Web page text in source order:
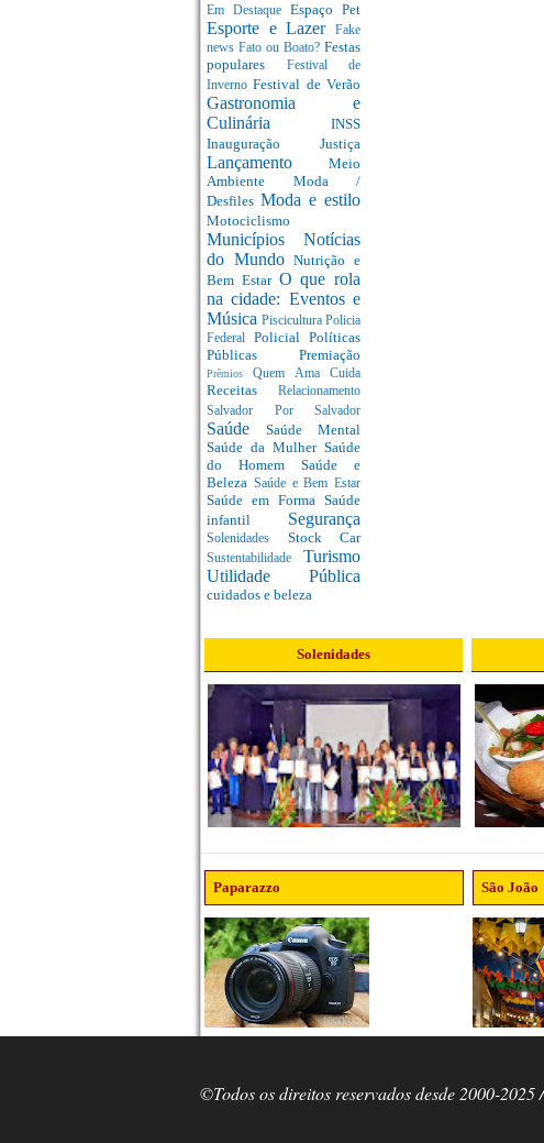
Em Destaque Espaço Pet
Esporte e Lazer
Fake
news Fato ou Boato? Festas
populares
Festival de
InvernoFestival de Verão
Gastronomia e
Culinária INSS
Inauguração Justiça
Lançamento Meio
Ambiente Moda /
Desfiles Moda e estilo
Motociclismo
Municípios Notícias
do MundoNutrição e
Bem Estar O que rola
na cidade: Eventos e
Música Piscicultura Policia
Federal Policial Políticas
Públicas Premiação
PrêmiosQuem Ama Cuida
Receitas Relacionamento
Salvador Por Salvador
Saúde Saúde Mental
Saúde da Mulher Saúde
do Homem Saúde e
Beleza Saúde e Bem Estar
Saúde em Forma Saúde
infantil Segurança
Solenidades Stock Car
Sustentabilidade Turismo
Utilidade Pública
cuidados e beleza
Solenidades
Paparazzo São João
©Todos os direitos reservados desde 2000-